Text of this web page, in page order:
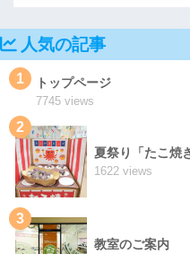
人気の記事
1 トップページ
7745 views
2
夏祭り「たこ焼
1622 views
3
教室のご案内